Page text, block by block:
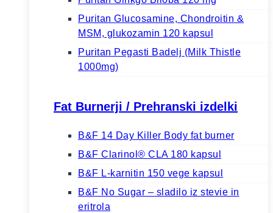
Puritan Glucosamine, Chondroitin &
MSM, glukozamin 120 kapsul
Puritan Pegasti Badelj (Milk Thistle
1000mg)
Fat Burnerji / Prehranski izdelki
B&F 14 Day Killer Body fat burner
B&F Clarinol® CLA 180 kapsul
B&F L-karnitin 150 vege kapsul
B&F No Sugar – sladilo iz stevie in
eritrola